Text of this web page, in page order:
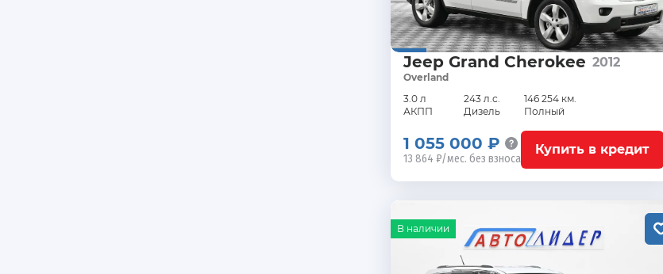
Jeep Grand Cherokee 2012
Overland
3.0 л
243 л.с.
146 254 км.
АКПП
Дизель Полный
Купить в кредит
1 055 000 ₽
13 864 ₽/мес. без взноса
В наличии